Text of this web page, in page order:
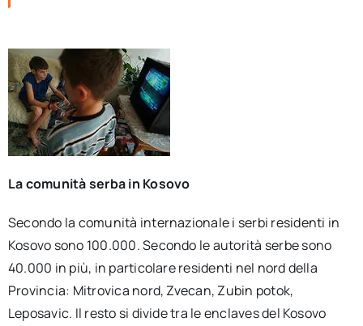
Ita
La comunità serba in Kosovo
Secondo la comunità internazionale i serbi residenti in
Kosovo sono 100.000. Secondo le autorità serbe sono
40.000 in più, in particolare residenti nel nord della
Provincia: Mitrovica nord, Zvecan, Zubin potok,
Leposavic. Il resto si divide tra le enclaves del Kosovo